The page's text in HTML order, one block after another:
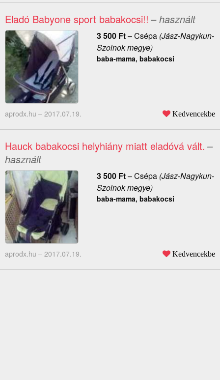
Eladó Babyone sport babakocsi!! – használt
3 500 Ft–Csépa(Jász-Nagykun-
Szolnok megye)
baba-mama, babakocsi
aprodx.hu – 2017.07.19. Kedvencekbe
Hauck babakocsi helyhiány miatt eladóvá vált. –
használt
3 500 Ft–Csépa(Jász-Nagykun-
Szolnok megye)
baba-mama, babakocsi
aprodx.hu – 2017.07.19. Kedvencekbe